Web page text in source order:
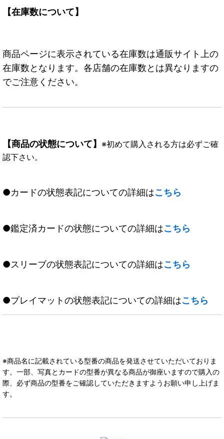
【在庫数について】
商品ページに表示されている在庫数は通販サイト上の
在庫数となります。各店舗の在庫数とは異なりますの
でご注意ください。
【商品の状態について】 ※初めて購入される方は必ずご確
認下さい。
●カードの状態表記についての詳細はこちら
●鑑定済カードの状態についての詳細はこちら
●スリーブの状態表記についての詳細はこちら
●プレイマットの状態表記についての詳細はこちら
※商品名に記載されている型番の商品を発送させていただいておりま
す。一部、写真とカードの型番が異なる商品が御座いますので購入の
際、必ず商品の型番をご確認していただきますようお願い申し上げま
す。